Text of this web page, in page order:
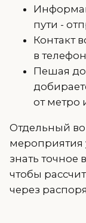
пути -
Контакт
в
Пешая
от метро
Отдельный
мероприятия
знать точное
чтобы
через